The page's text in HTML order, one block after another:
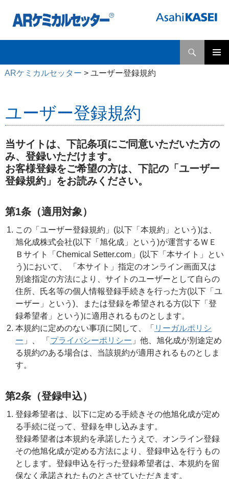
ン
ス
ッ
プ
ARケミカルセッター > ユーザー登録規約
ユーザー登録規約
当サイトは、下記条項にご同意いただいた方の
み、登録いただけます。
お客様登録をご希望の方は、下記の「ユーザー
登録規約」をお読みください。
第1条（適用対象）
この「ユーザー登録規約」(以下「本規約」という)は、
旭化成株式会社(以下「旭化成」という)が運営するＷＥ
Ｂサイト「Chemical Setter.com」(以下「本サイト」とい
う)において、 「本サイト」指定のオンライン画面又は
別途指定の方法により、サイトのユーザーとして自らの
住所、氏名等の個人情報登録手続きを行った方(以下「ユ
ーザー」という)、または登録を希望される方(以下「登
録希望者」という)に適用されるものとします。
本規約に定めのない事項に関して、「 リーガルポリシ
ー 」、 「 プライバシーポリシー 」他、旭化成が別途定め
る規約のある場合は、当該規約が適用されるものとしま
す。
第2条（登録申込）
登録希望者は、以下に定める手続きその他旭化成が定め
る手続に従って、登録を申し込みます。
登録希望者は本規約を承諾したうえで、オンライン登録
その他旭化成が定める方法により、登録申込を行うもの
とします。登録申込を行った登録希望者は、本規約を留
保なく承諾されたものとさせていただきます。